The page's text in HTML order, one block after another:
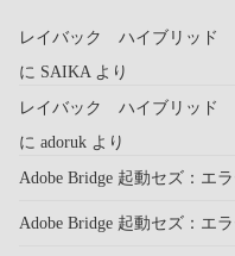
レイバック ハイブリッド
に SAIKA より
レイバック ハイブリッド
に adoruk より
Adobe Bridge 起動セズ：エ
Adobe Bridge 起動セズ：エ